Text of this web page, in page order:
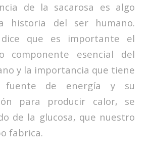
de la sacarosa es algo
historia del ser humano.
que es importante el
componente esencial del
y la importancia que tiene
fuente de energía y su
para producir calor, se
de la glucosa, que nuestro
fabrica.